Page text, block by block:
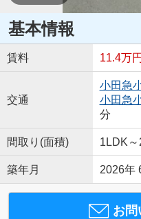
基本情報
賃料 11.4万
交通
小田急
小田急
分
間取り(面積) 1LDK
築年月 2026年
お問